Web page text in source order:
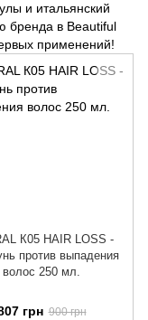
и итальянский
бренда в Beautiful
применений!
К05 HAIR LOSS -
против выпадения
волос 250 мл.
грн 900 грн